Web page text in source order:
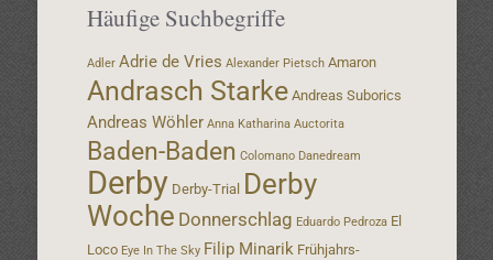
Häufige Suchbegriffe
Adler Adrie de Vries Alexander Pietsch Amaron
Andrasch Starke Andreas Suborics
Andreas Wöhler Anna Katharina Auctorita
Baden-Baden Colomano Danedream
Derby Derby-Trial Derby
Woche Donnerschlag Eduardo Pedroza El
Loco Eye In The Sky Filip Minarik Frühjahrs-